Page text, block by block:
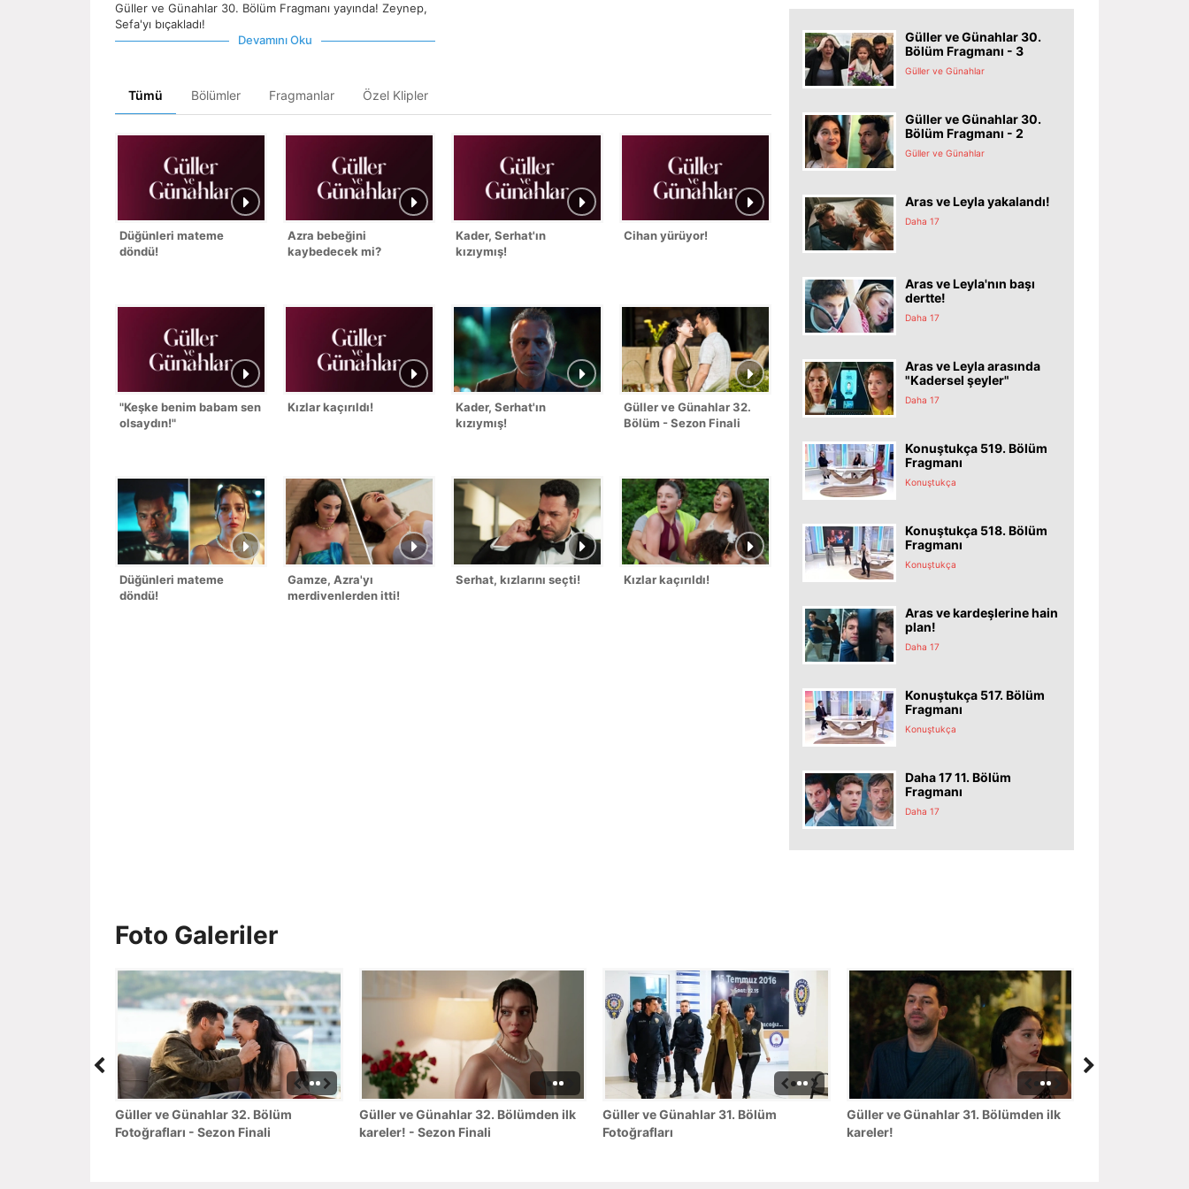
Güller ve Günahlar 30. Bölüm Fragmanı yayında! Zeynep,
Sefa'yı bıçakladı!
Devamını Oku
Tümü Bölümler Fragmanlar Özel Klipler
Düğünleri mateme
döndü!
Azra bebeğini
kaybedecek mi?
Kader, Serhat'ın
kızıymış!
Cihan yürüyor!
"Keşke benim babam sen
olsaydın!"
Kızlar kaçırıldı!
Kader, Serhat'ın
kızıymış!
Güller ve Günahlar 32.
Bölüm - Sezon Finali
Düğünleri mateme
döndü!
Gamze, Azra'yı
merdivenlerden itti!
Serhat, kızlarını seçti! Kızlar kaçırıldı!
Güller ve Günahlar 30.
Bölüm Fragmanı - 3
Güller ve Günahlar
Güller ve Günahlar 30.
Bölüm Fragmanı - 2
Güller ve Günahlar
Aras ve Leyla yakalandı!
Daha 17
Aras ve Leyla'nın başı
dertte!
Daha 17
Aras ve Leyla arasında
"Kadersel şeyler"
Daha 17
Konuştukça 519. Bölüm
Fragmanı
Konuştukça
Konuştukça 518. Bölüm
Fragmanı
Konuştukça
Aras ve kardeşlerine hain
plan!
Daha 17
Konuştukça 517. Bölüm
Fragmanı
Konuştukça
Daha 17 11. Bölüm
Fragmanı
Daha 17
Foto Galeriler
Güller ve Günahlar 32. Bölüm
Fotoğrafları - Sezon Finali
Güller ve Günahlar 32. Bölümden ilk
kareler! - Sezon Finali
Güller ve Günahlar 31. Bölüm
Fotoğrafları
Güller ve Günahlar 31. Bölümden ilk
kareler!